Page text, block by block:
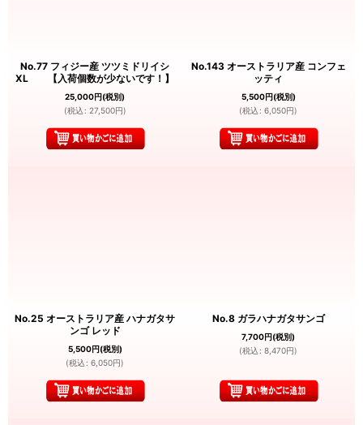
No.77 フィジー産 ツツミドリイシ
XL 【入荷個数が少ないです！】
25,000円(税別)
(税込 : 27,500円)
No.143 オーストラリア産 コンフェ
ッティ
5,500円(税別)
(税込 : 6,050円)
No.25 オーストラリア産 ハナガタサ
ンゴ レッド
5,500円(税別)
(税込 : 6,050円)
No.8 ガラハナガタサンゴ
7,700円(税別)
(税込 : 8,470円)